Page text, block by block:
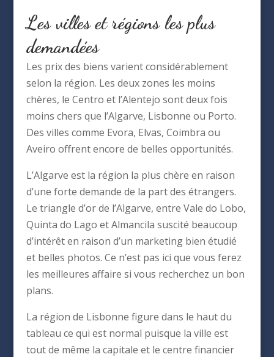
Les villes et régions les plus
demandées
Les prix des biens varient considérablement
selon la région. Les deux zones les moins
chères, le Centro et l’Alentejo sont deux fois
moins chers que l’Algarve, Lisbonne ou Porto.
Des villes comme Evora, Elvas, Coimbra ou
Aveiro offrent encore de belles opportunités.
L’Algarve est la région la plus chère en raison
d’une forte demande de la part des étrangers.
Le triangle d’or de l’Algarve, entre Vale do Lobo,
Quinta do Lago et Almancila suscité beaucoup
d’intérêt en raison d’un marketing bien étudié
et belles photos. Ce n’est pas ici que vous ferez
les meilleures affaire si vous recherchez un bon
plans.
La région de Lisbonne figure dans le haut du
tableau ce qui est normal puisque la ville est
tout de même la capitale et le centre financier